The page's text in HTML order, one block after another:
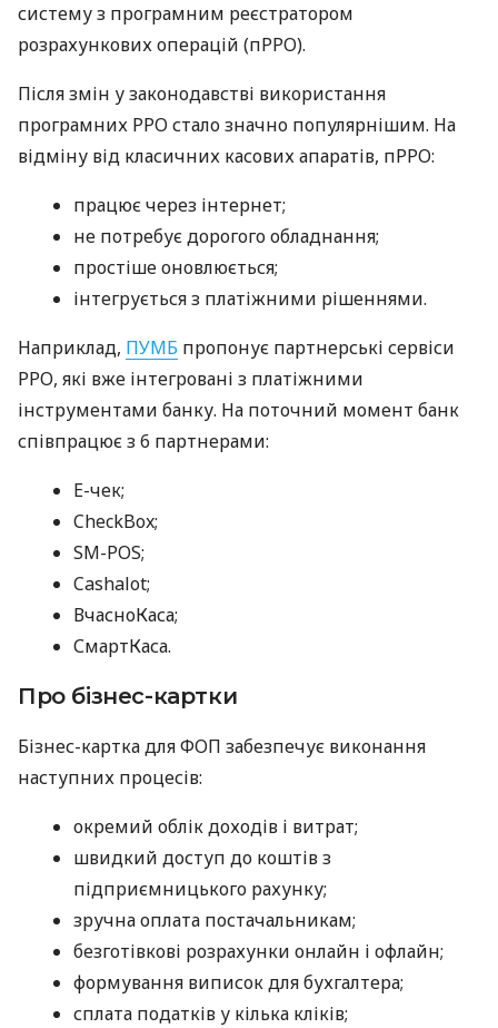
систему з програмним реєстратором
розрахункових операцій (пРРО).
Після змін у законодавстві використання
програмних РРО стало значно популярнішим. На
відміну від класичних касових апаратів, пРРО:
працює через інтернет;
не потребує дорогого обладнання;
простіше оновлюється;
інтегрується з платіжними рішеннями.
Наприклад, ПУМБ пропонує партнерські сервіси
РРО, які вже інтегровані з платіжними
інструментами банку. На поточний момент банк
співпрацює з 6 партнерами:
E-чек;
CheckBox;
SM-POS;
Cashalot;
ВчасноКаса;
СмартКаса.
Про бізнес-картки
Бізнес-картка для ФОП забезпечує виконання
наступних процесів:
окремий облік доходів і витрат;
швидкий доступ до коштів з
підприємницького рахунку;
зручна оплата постачальникам;
безготівкові розрахунки онлайн і офлайн;
формування виписок для бухгалтера;
сплата податків у кілька кліків;